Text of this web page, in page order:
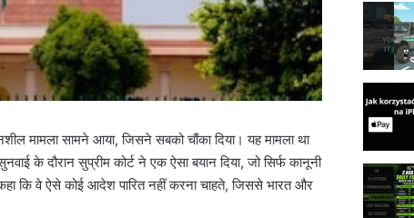
मामला सामने आया, जिसने सबको चौंका दिया। यह मामला था
के दौरान सुप्रीम कोर्ट ने एक ऐसा बयान दिया, जो सिर्फ कानूनी
कि वे ऐसे कोई आदेश पारित नहीं करना चाहते, जिससे भारत और